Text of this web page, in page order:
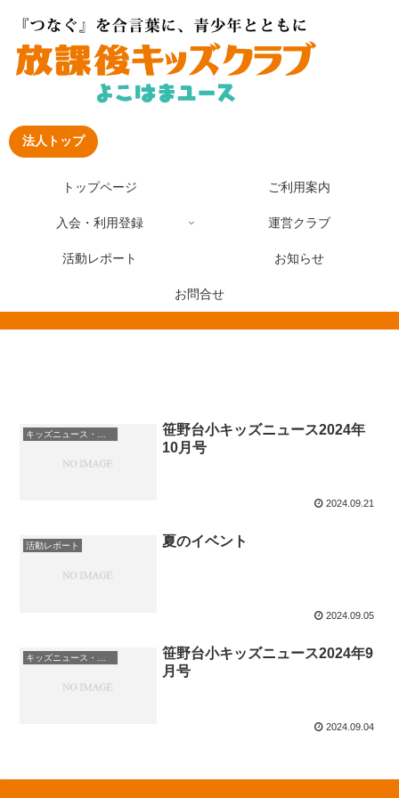
法人トップ
トップページ ご利用案内
入会・利用登録 運営クラブ
活動レポート お知らせ
お問合せ
キッズニュース・お知らせ
笹野台小キッズニュース2024年
10月号
2024.09.21
活動レポート 夏のイベント
2024.09.05
笹野台小キッズニュース2024年9
月号
2024.09.04